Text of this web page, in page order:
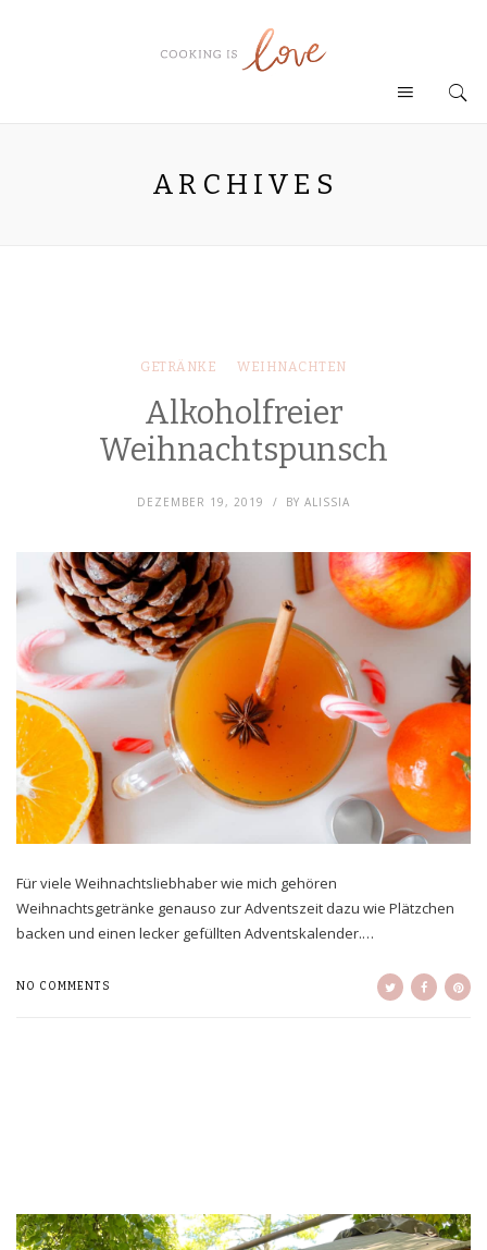
ARCHIVES
GETRÄNKE WEIHNACHTEN
Alkoholfreier
Weihnachtspunsch
DEZEMBER 19, 2019 BY ALISSIA
Für viele Weihnachtsliebhaber wie mich gehören
Weihnachtsgetränke genauso zur Adventszeit dazu wie Plätzchen
backen und einen lecker gefüllten Adventskalender.…
NO COMMENTS